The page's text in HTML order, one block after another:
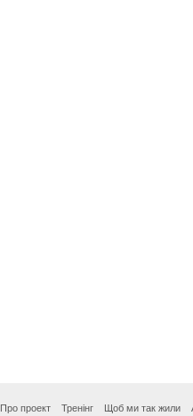
Про проект Тренінг Щоб ми так жили